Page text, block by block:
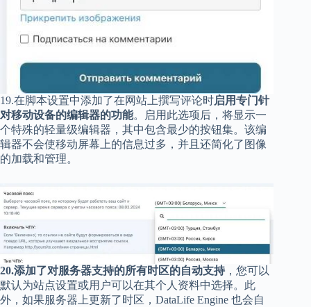
19.在脚本设置中添加了在网站上撰写评论时启用专门针
对移动设备的编辑器的功能。启用此选项后，将显示一
个特殊的轻量级编辑器，其中包含最少的按钮集。该编
辑器不会使移动屏幕上的信息过多，并且还简化了图像
的加载和管理。
20.添加了对服务器支持的所有时区的自动支持，您可以
默认为站点设置或用户可以在其个人资料中选择。此
外，如果服务器上更新了时区，DataLife Engine 也会自